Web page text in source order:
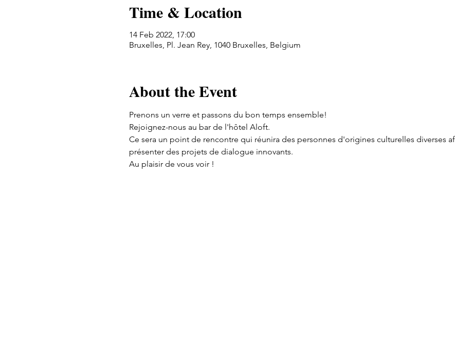
Time & Location
14 Feb 2022, 17:00
Bruxelles, Pl. Jean Rey, 1040 Bruxelles, Belgium
About the Event
Prenons un verre et passons du bon temps ensemble!
Rejoignez-nous au bar de l'hôtel Aloft.
Ce sera un point de rencontre qui réunira des personnes d'origines culturelles diverses
présenter des projets de dialogue innovants.
Au plaisir de vous voir !